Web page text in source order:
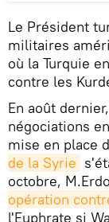
Le Président
militaires
où la Turquie
contre les
En août
négociations
mise en place
de la Syrie
octobre,
opération
l'Euphrate si